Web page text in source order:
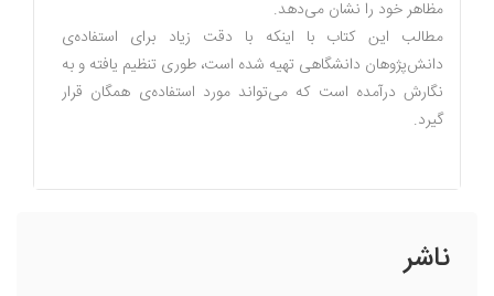
مظاهر خود را نشان مى‌دهد.
مطالب این کتاب با اینکه با دقت زیاد براى استفاده‌ى
دانش‌پژوهان دانشگاهى تهیه شده است، طورى تنظیم یافته و به
نگارش درآمده است که مى‌تواند مورد استفاده‌ى همگان قرار
گیرد.
ناشر